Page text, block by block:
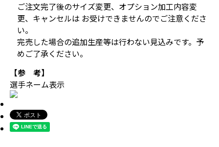
ご注文完了後のサイズ変更、オプション加工内容変
更、キャンセルは お受けできませんのでご注意くださ
い。
完売した場合の追加生産等は行わない見込みです。予
めご了承ください。
【参 考】
選手ネーム表示